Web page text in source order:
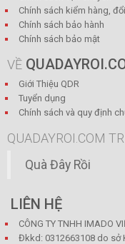
Chính sách kiểm hàng,
Chính sách bảo hành
Chính sách bảo mật
VỀ
Giới Thiệu QDR
Tuyển dụng
Chính sách và quy định
QUADAYROI.COM
Quà Đây Rồi
LIÊN HỆ
CÔNG TY TNHH IMADO
Đkkd: 0312663108 do sở